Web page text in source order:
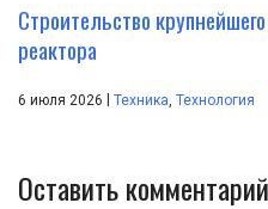
Строительство
реактора
6 июля 2026 | Техника Технология
Оставить комментарий